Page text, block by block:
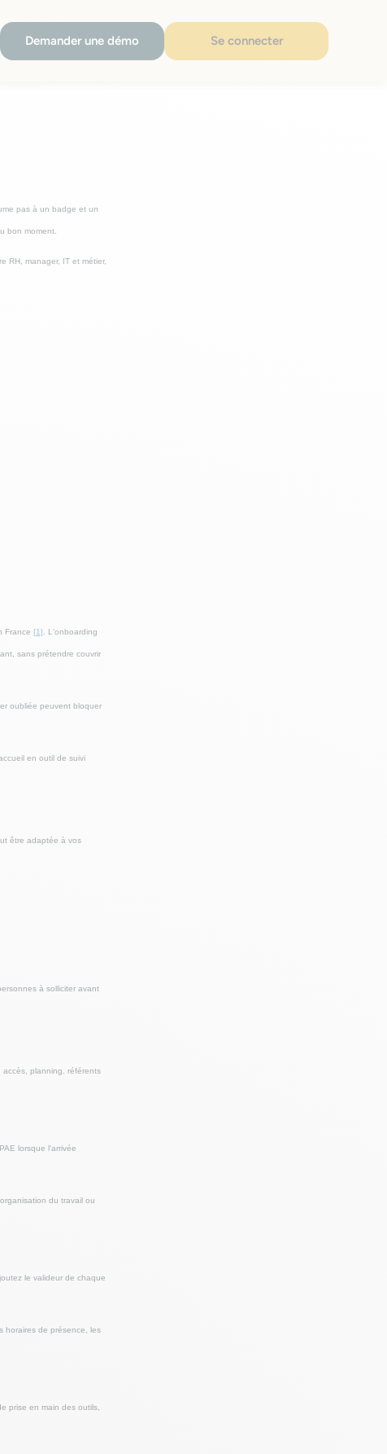
Demander une démo Se connecter
pas à un badge et un
bon moment.
RH, manager, IT et métier,
France [1] . L'onboarding
sans prétendre couvrir
oubliée peuvent bloquer
en outil de suivi
être adaptée à vos
à solliciter avant
accès, planning, référents
lorsque l'arrivée
du travail ou
le valideur de chaque
horaires de présence, les
prise en main des outils,